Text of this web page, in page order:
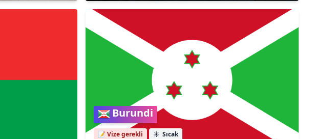
Burundi
📝 Vize gerekli ☀️ Sıcak